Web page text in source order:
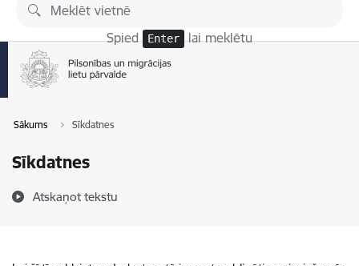
Pāriet uz lapas saturu
Spied Enter lai meklētu
Sākums Sīkdatnes
Sīkdatnes
Atskaņot tekstu